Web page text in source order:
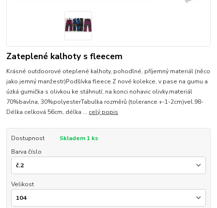
Zateplené kalhoty s fleecem
Krásné outdoorové oteplené kalhoty, pohodlné, příjemný materiál (něco
jako jemný manžestr)Podšívka fleece.Z nové kolekce, v pase na gumu a
úzká gumička s olivkou ke stáhnutí, na konci nohavic olivky.materiál
70%bavlna, 30%polyesterTabulka rozměrů (tolerance +-1-2cm)vel.98-
Délka celková 56cm, délka ... celý popis
Dostupnost
Skladem 1 ks
Barva číslo
Velikost